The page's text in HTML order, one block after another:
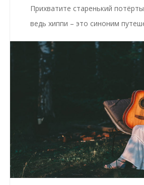
Прихватите старенький
ведь хиппи – это синоним